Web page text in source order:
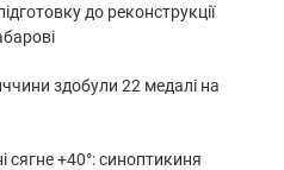
до реконструкції
здобули 22 медалі на
сягне +40°: синоптикиня